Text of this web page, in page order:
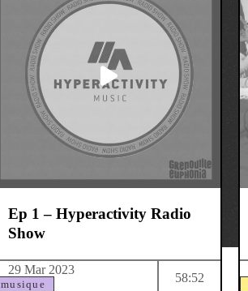
musique
Ep 1 – Hyperactivity Radio
Show
29 Mar 2023
58:52